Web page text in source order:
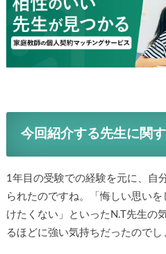
今回紹介する先生に関
1年目の受験での経験を元に、自
られたのですね。「悔しい思い
けたくない」といったN.T先生の
るほどに強い気持ちだったのでし